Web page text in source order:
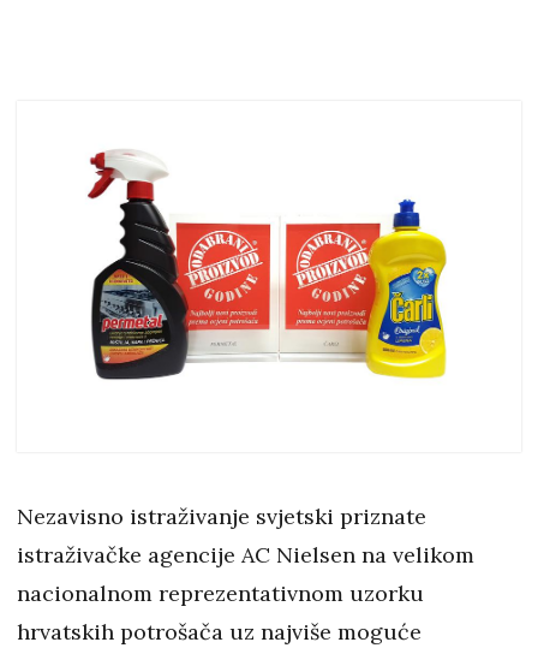
Nezavisno istraživanje svjetski priznate
istraživačke agencije AC Nielsen na velikom
nacionalnom reprezentativnom uzorku
hrvatskih potrošača uz najviše moguće